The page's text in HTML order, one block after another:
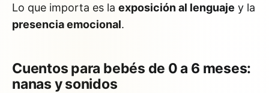
Lo que importa es la exposición al lenguaje y la
presencia emocional.
Cuentos para bebés de 0 a 6 meses:
nanas y sonidos